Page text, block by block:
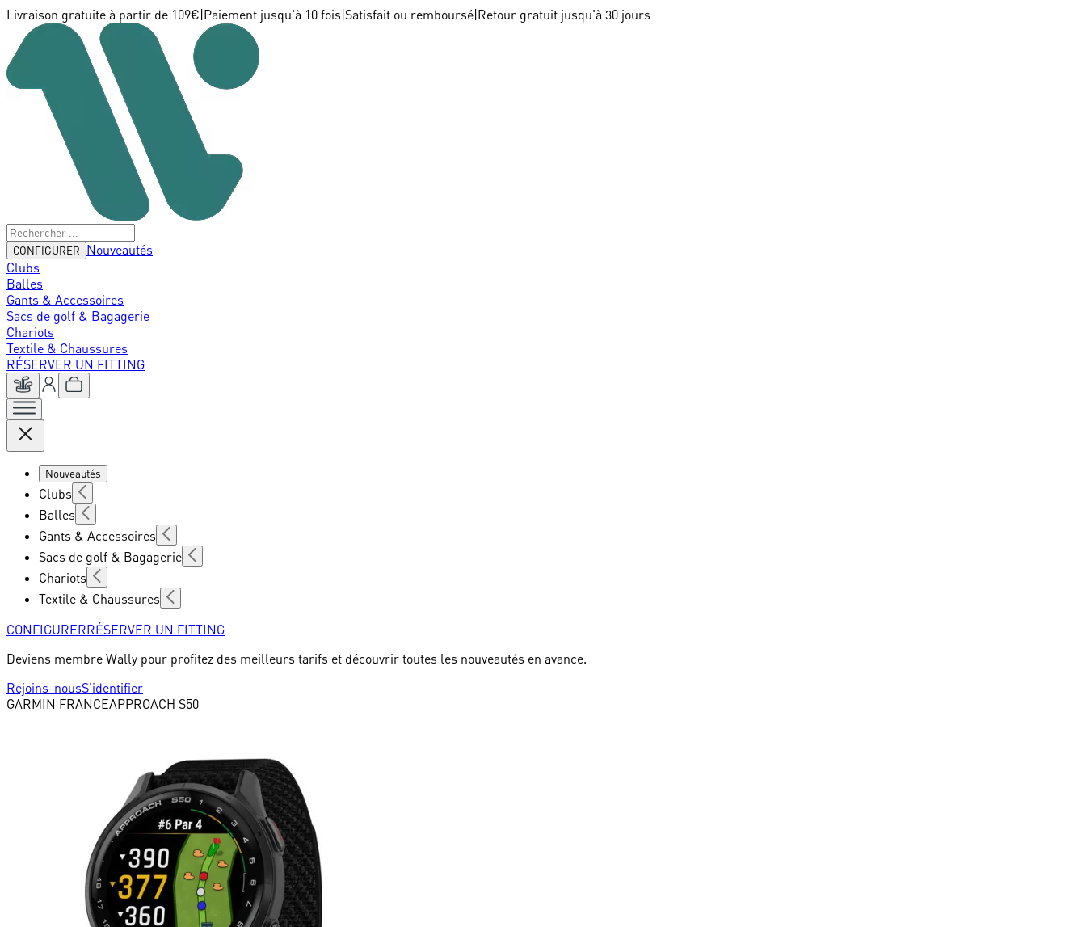
Livraison gratuite à partir de 109€ Paiement jusqu'à 10 fois Satisfait ou remboursé Retour gratuit jusqu'à 30 jours
CONFIGURER
Nouveautés
Clubs
Balles
Gants & Accessoires
Sacs de golf & Bagagerie
Chariots
Textile & Chaussures
RÉSERVER UN FITTING
Nouveautés
Clubs
Balles
Gants & Accessoires
Sacs de golf & Bagagerie
Chariots
Textile & Chaussures
CONFIGURERRÉSERVER UN FITTING
Deviens membre Wally pour profitez des meilleurs tarifs et découvrir toutes les nouveautés en avance.
Rejoins-nousS'identifier
GARMIN FRANCEAPPROACH S50